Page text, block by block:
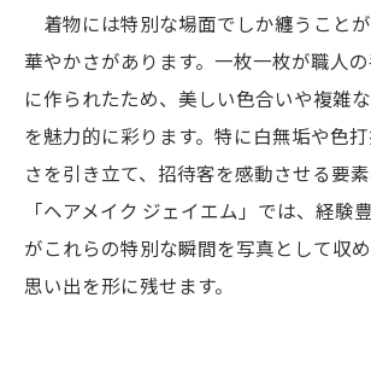
着物には特別な場面でしか纏うこと
華やかさがあります。一枚一枚が職人
に作られたため、美しい色合いや複雑
を魅力的に彩ります。特に白無垢や色
さを引き立て、招待客を感動させる要素
「ヘアメイク ジェイエム」では、経験
がこれらの特別な瞬間を写真として収め
思い出を形に残せます。